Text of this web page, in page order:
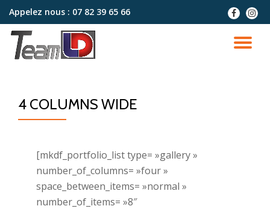
Aller
contenu
Appelez nous : 07 82 39 65 66
fa-
facebook
fa-
4 COLUMNS WIDE
[mkdf_portfolio_list type= »gallery »
number_of_columns= »four »
space_between_items= »normal »
number_of_items= »8″